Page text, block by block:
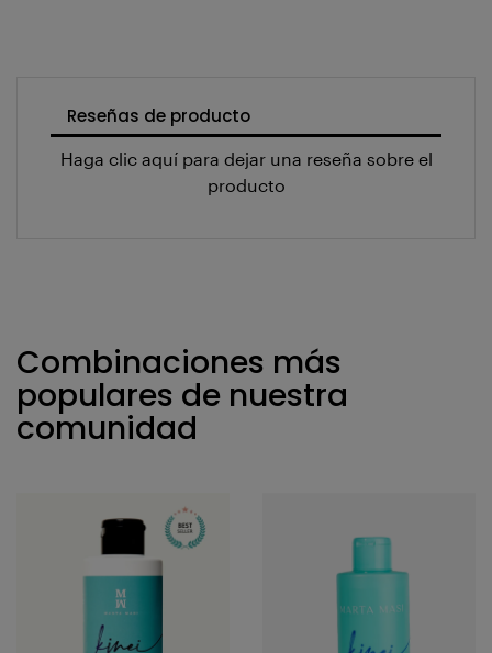
Reseñas de producto
Haga clic aquí para dejar una reseña sobre el
producto
Combinaciones más
populares de nuestra
comunidad